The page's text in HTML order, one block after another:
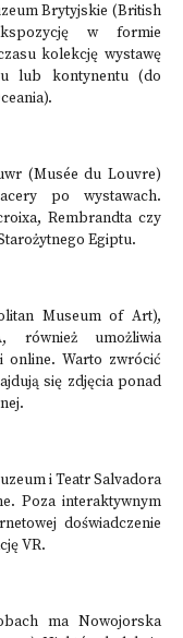
Brytyjskie (British
w formie
kolekcję wystawę
lub kontynentu (do
(Musée du Louvre)
po wystawach.
Rembrandta czy
Egiptu.
Museum of Art),
również umożliwia
online. Warto zwrócić
się zdjęcia ponad
i Teatr Salvadora
Poza interaktywnym
doświadczenie
VR.
ma Nowojorska